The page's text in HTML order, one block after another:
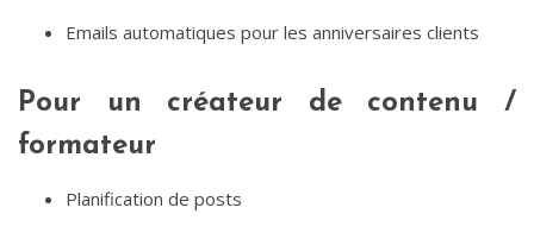
Emails automatiques pour les anniversaires clients
Pour un créateur de contenu /
formateur
Planification de posts